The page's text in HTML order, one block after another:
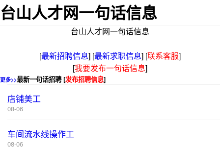
台山人才网一句话信息
台山人才网一句话信息
[最新招聘信息] [最新求职信息] [联系客服]
[我要发布一句话信息]
更多>>最新一句话招聘 [发布招聘信息]
店铺美工
08-06
车间流水线操作工
08-06